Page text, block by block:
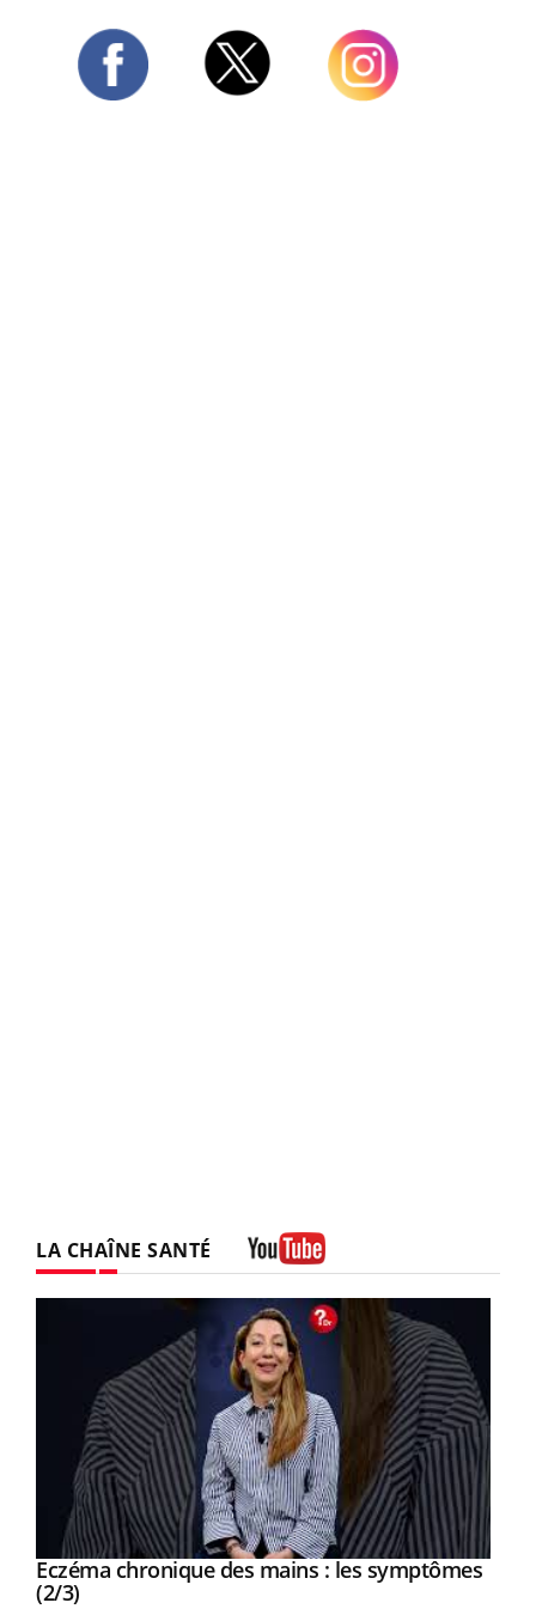
LA CHAÎNE SANTÉ
Youtube
Eczéma chronique des mains : les symptômes
(2/3)Youtube